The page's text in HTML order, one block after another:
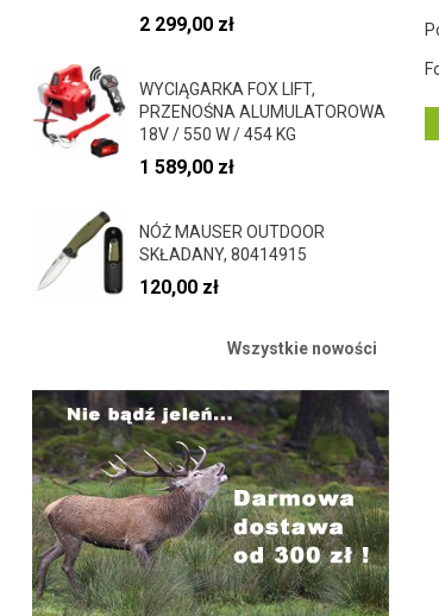
2 299,00 zł
WYCIĄGARKA FOX LIFT,
PRZENOŚNA ALUMULATOROWA
18V / 550 W / 454 KG
1 589,00 zł
NÓŻ MAUSER OUTDOOR
SKŁADANY, 80414915
120,00 zł
Wszystkie nowości